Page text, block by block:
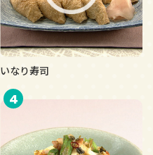
いなり寿司
4